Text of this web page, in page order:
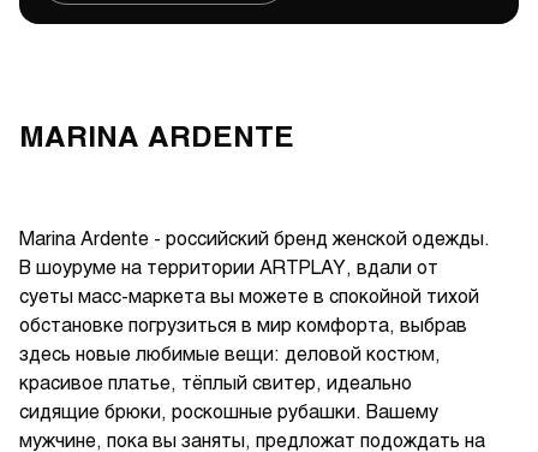
MARINA ARDENTE
Marina Ardente - российский бренд женской одежды.
В шоуруме на территории ARTPLAY, вдали от
суеты масс-маркета вы можете в спокойной тихой
обстановке погрузиться в мир комфорта, выбрав
здесь новые любимые вещи: деловой костюм,
красивое платье, тёплый свитер, идеально
сидящие брюки, роскошные рубашки. Вашему
мужчине, пока вы заняты, предложат подождать на